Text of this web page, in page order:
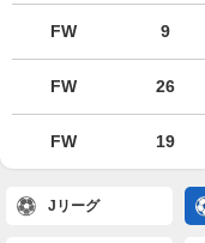
FW 9
FW 26
FW 19
Jリーグ